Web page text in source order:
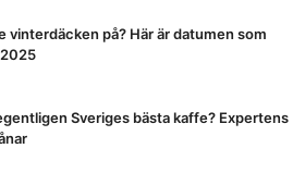
vinterdäcken på? Här är datumen som
Sveriges bästa kaffe? Expertens